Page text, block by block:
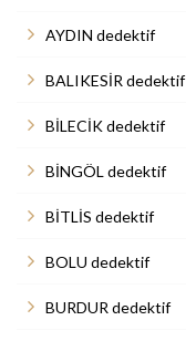
AYDIN dedektif
BALIKESİR dedektif
BİLECİK dedektif
BİNGÖL dedektif
BİTLİS dedektif
BOLU dedektif
BURDUR dedektif